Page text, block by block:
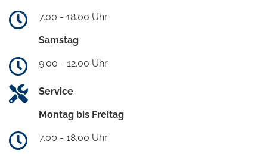
7.00 - 18.00 Uhr
Samstag
9.00 - 12.00 Uhr
Service
Montag bis Freitag
7.00 - 18.00 Uhr